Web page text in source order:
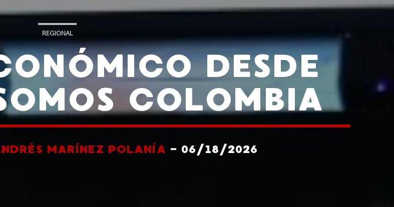
REGIONAL
DESDE
COLOMBIA
MARÍNEZ POLANÍA - 06/18/2026